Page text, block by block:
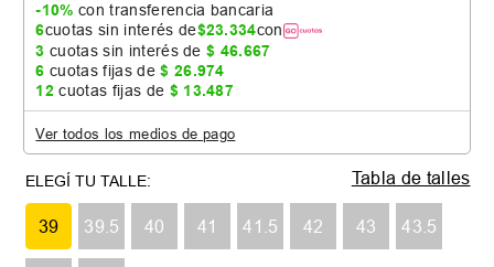
-10% con transferencia bancaria
6cuotas sin interés de$23.334con
3 cuotas sin interés de$ 46.667
6 cuotas fijas de$ 26.974
12 cuotas fijas de $ 13.487
Ver todos los medios de pago
39 39.5 40 41 41.5 42 43 43.5
Tabla de talles